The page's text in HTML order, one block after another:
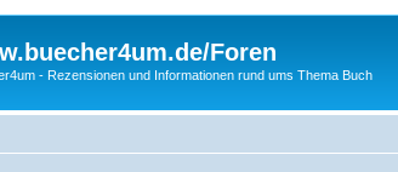
Foren
- Rezensionen und Informationen rund ums Thema Buch